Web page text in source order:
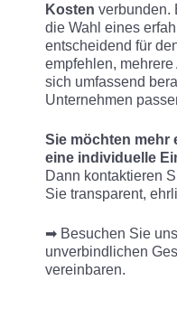
Kosten verbunden.
die Wahl eines
entscheidend für
empfehlen,
sich umfassend
Unternehmen
Sie möchten mehr
eine individuelle
Dann kontaktieren
Sie transparent,
➡ Besuchen Sie
unverbindlichen
vereinbaren.